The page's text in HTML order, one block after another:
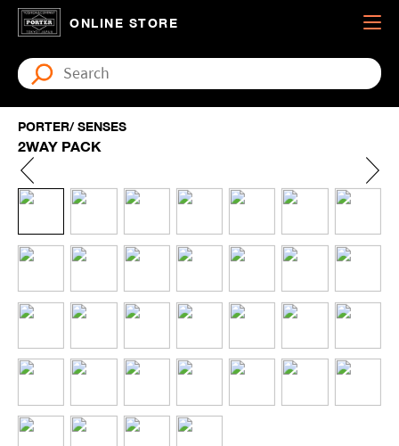
ONLINE STORE
PORTER/ SENSES
2WAY PACK